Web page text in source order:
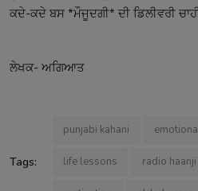
ਕਦੇ-ਕਦੇ ਬਸ *ਮੌਜੂਦਗੀ* ਦੀ ਡਿਲੀਵਰੀ
ਲੇਖਕ- ਅਗਿਆਤ
Tags:
punjabi kahani
life lessons radio